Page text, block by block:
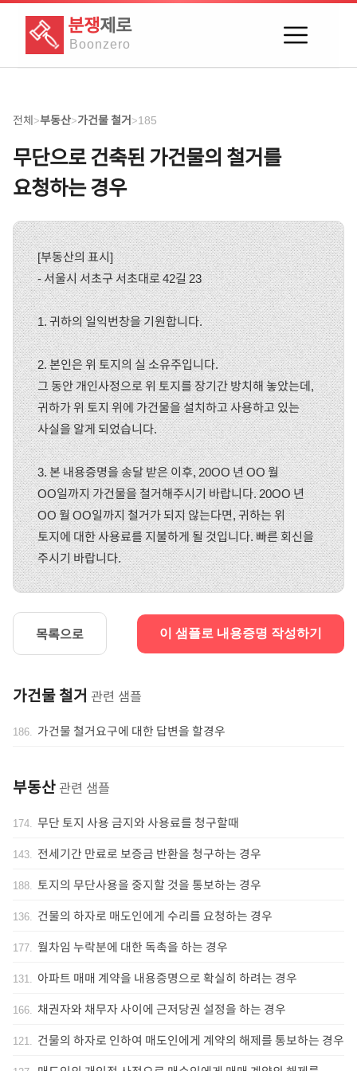
분쟁제로
Boonzero
전체>부동산>가건물 철거>185
무단으로 건축된 가건물의 철거를
요청하는 경우
[부동산의 표시]
- 서울시 서초구 서초대로 42길 23
1. 귀하의 일익번창을 기원합니다.
2. 본인은 위 토지의 실 소유주입니다.
그 동안 개인사정으로 위 토지를 장기간 방치해 놓았는데,
귀하가 위 토지 위에 가건물을 설치하고 사용하고 있는
사실을 알게 되었습니다.
3. 본 내용증명을 송달 받은 이후, 20OO 년 OO 월
OO일까지 가건물을 철거해주시기 바랍니다. 20OO 년
OO 월 OO일까지 철거가 되지 않는다면, 귀하는 위
토지에 대한 사용료를 지불하게 될 것입니다. 빠른 회신을
주시기 바랍니다.
목록으로 이 샘플로 내용증명 작성하기
가건물 철거 관련 샘플
186. 가건물 철거요구에 대한 답변을 할경우
부동산 관련 샘플
174. 무단 토지 사용 금지와 사용료를 청구할때
143. 전세기간 만료로 보증금 반환을 청구하는 경우
188. 토지의 무단사용을 중지할 것을 통보하는 경우
136. 건물의 하자로 매도인에게 수리를 요청하는 경우
177. 월차임 누락분에 대한 독촉을 하는 경우
131. 아파트 매매 계약을 내용증명으로 확실히 하려는 경우
166. 채권자와 채무자 사이에 근저당권 설정을 하는 경우
121. 건물의 하자로 인하여 매도인에게 계약의 해제를 통보하는 경우